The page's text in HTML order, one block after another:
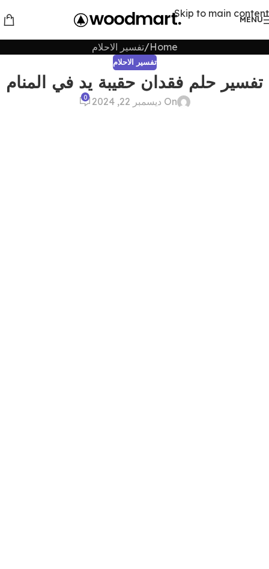
Skip to main content
MENU
Home تفسير الاحلام
تفسير الاحلام
تفسير حلم فقدان حقيبة يد في المنام
On ديسمبر 22, 2024 0